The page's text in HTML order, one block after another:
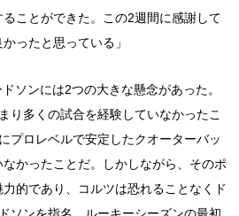
ことができた。この2週間に感謝して
ったと思っている」
ソンには2つの大きな懸念があった。
り多くの試合を経験していなかったこ
プロレベルで安定したクオーターバッ
かったことだ。しかしながら、そのポ
的であり、コルツは恐れることなくド
ソンを指名。ルーキーシーズンの最初